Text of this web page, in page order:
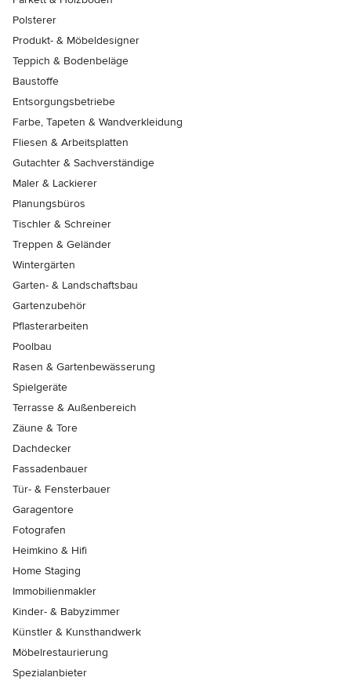
Polsterer
Produkt- & Möbeldesigner
Teppich & Bodenbeläge
Baustoffe
Entsorgungsbetriebe
Farbe, Tapeten & Wandverkleidung
Fliesen & Arbeitsplatten
Gutachter & Sachverständige
Maler & Lackierer
Planungsbüros
Tischler & Schreiner
Treppen & Geländer
Wintergärten
Garten- & Landschaftsbau
Gartenzubehör
Pflasterarbeiten
Poolbau
Rasen & Gartenbewässerung
Spielgeräte
Terrasse & Außenbereich
Zäune & Tore
Dachdecker
Fassadenbauer
Tür- & Fensterbauer
Garagentore
Fotografen
Heimkino & Hifi
Home Staging
Immobilienmakler
Kinder- & Babyzimmer
Künstler & Kunsthandwerk
Möbelrestaurierung
Spezialanbieter